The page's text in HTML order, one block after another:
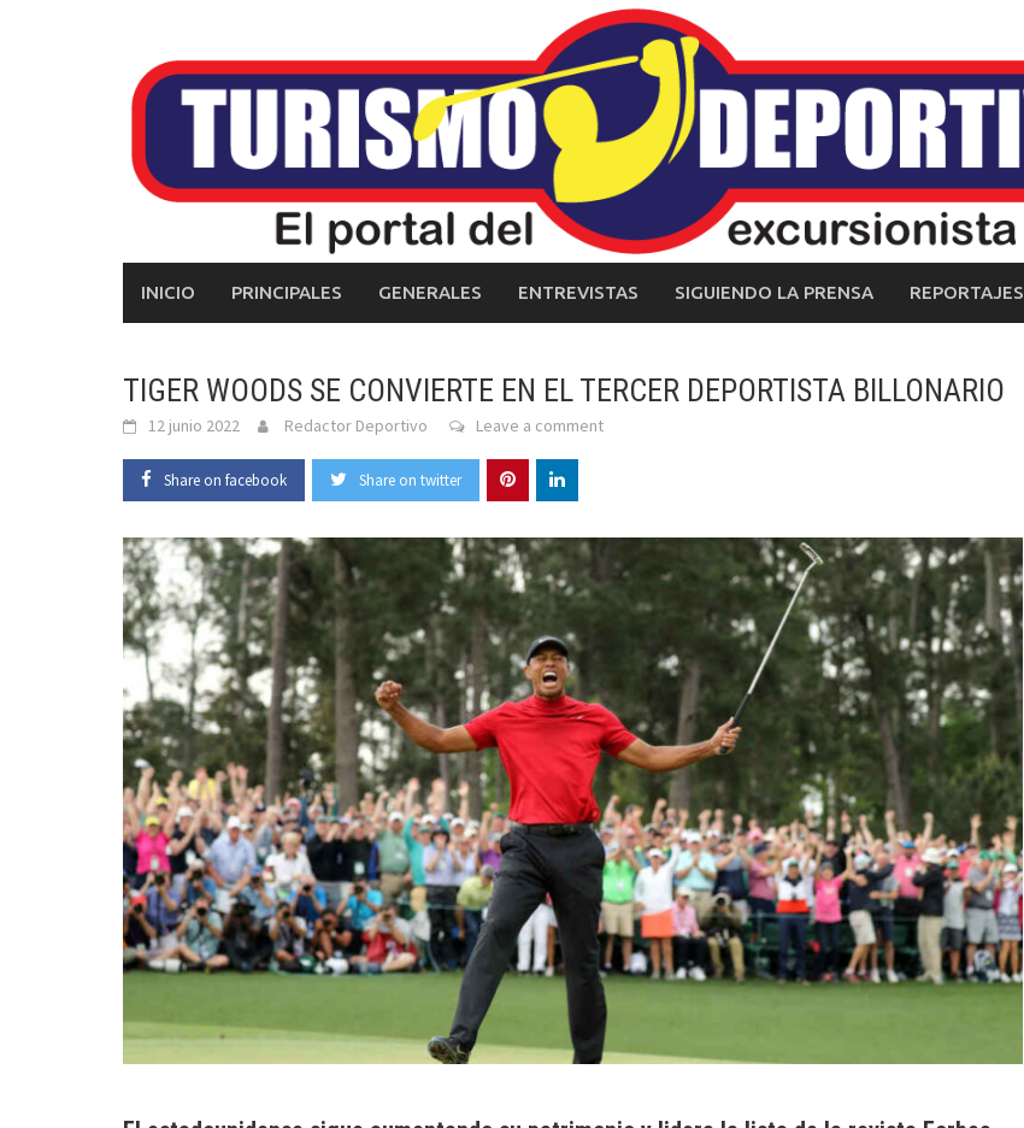
INICIO PRINCIPALES GENERALES ENTREVISTAS SIGUIENDO LA PRENSA REPORTAJES
TIGER WOODS SE CONVIERTE EN EL TERCER DEPORTISTA BILLONARIO
12 junio 2022 Redactor Deportivo Leave a comment
Share on facebook Share on twitter